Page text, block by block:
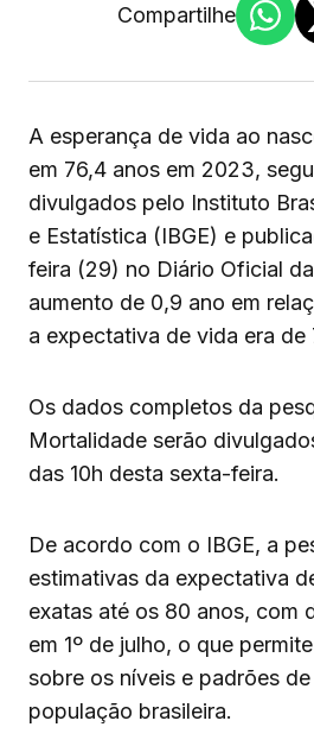
Compartilhe
A esperança de vida ao
em 76,4 anos em 2023,
divulgados pelo Instituto
e Estatística (IBGE) e
feira (29) no Diário Oficial
aumento de 0,9 ano em
a expectativa de vida era de
Os dados completos da
Mortalidade serão
das 10h desta sexta-feira.
De acordo com o IBGE, a
estimativas da expectativa
exatas até os 80 anos, com
em 1º de julho, o que
sobre os níveis e padrões
população brasileira.